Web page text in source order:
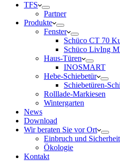
TFS
Partner
Produkte
Fenster
Schüco CT 70
Schüco LivIng
Haus-Türen
INOSMART
Hebe-Schiebetür
Schiebetüren-
Rolllade-Markiesen
Wintergarten
News
Download
Wir beraten Sie vor Ort
Einbruch und Sicherheit
Ökologie
Kontakt